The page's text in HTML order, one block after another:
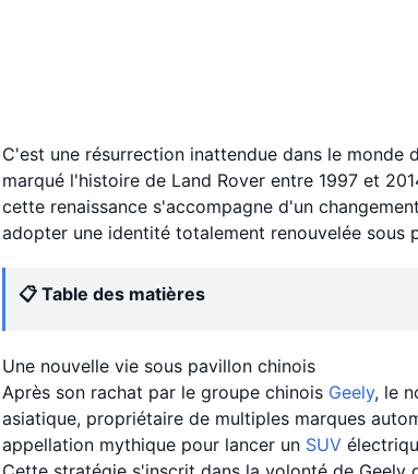
C'est une résurrection inattendue dans le monde
marqué l'histoire de Land Rover entre 1997 et
cette renaissance s'accompagne d'un
adopter une identité totalement renouvelée sous
📋 Table des matières
Une nouvelle vie sous pavillon chinois
Après son rachat par le groupe chinois Geely, le
asiatique, propriétaire de multiples marques
appellation mythique pour lancer un SUV